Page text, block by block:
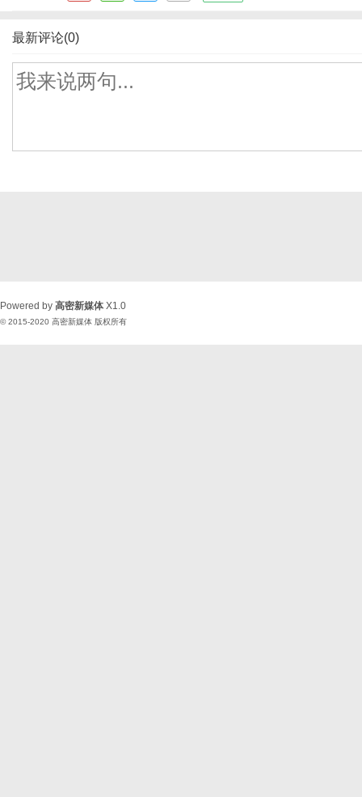
最新评论(0)
Powered by 高密新媒体 X1.0
© 2015-2020 高密新媒体 版权所有